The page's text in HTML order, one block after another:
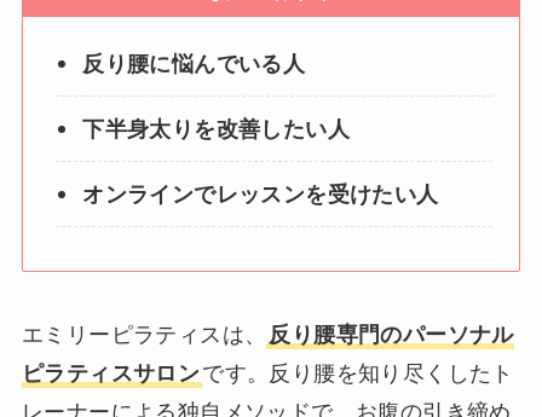
反り腰に悩んでいる人
下半身太りを改善したい人
オンラインでレッスンを受けたい人
エミリーピラティスは、
反り腰専門のパーソナル
ピラティスサロンです。反り腰を知り尽くしたト
レーナーによる独自メソッドで、お腹の引き締め